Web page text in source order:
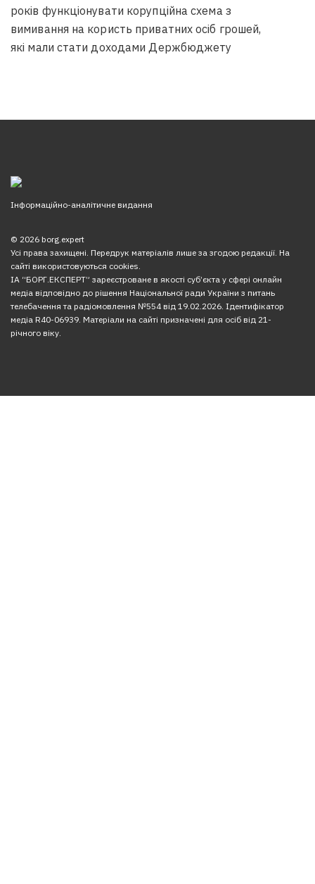
років функціонувати корупційна схема з
вимивання на користь приватних осіб грошей,
які мали стати доходами Держбюджету
Інформаційно-аналітичне видання
© 2026 borg.expert
Усі права захищені. Передрук матеріалів лише за згодою редакції. На
сайті використовуються cookies.
ІА “БОРГ.ЕКСПЕРТ” зареєстроване в якості суб’єкта у сфері онлайн
медіа відповідно до рішення Національної ради України з питань
телебачення та радіомовлення №554 від 19.02.2026. Ідентифікатор
медіа R40-06939. Матеріали на сайті призначені для осіб від 21-
річного віку.